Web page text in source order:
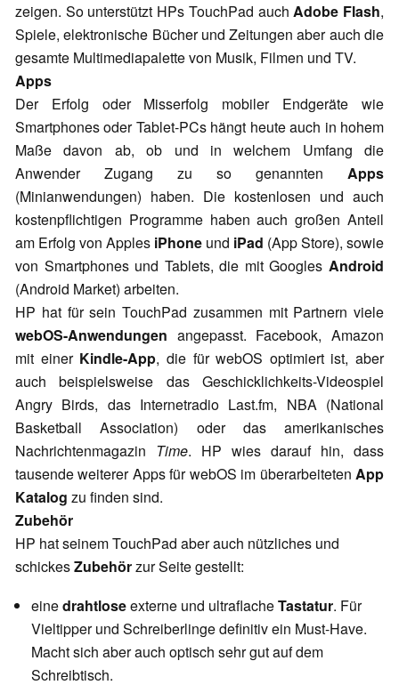
zeigen. So unterstützt HPs TouchPad auchAdobe Flash,
Spiele, elektronische Bücher und Zeitungen aber auch die
gesamte Multimediapalette von Musik, Filmen und TV.
Apps
Der Erfolg oder Misserfolg mobiler Endgeräte wie
Smartphones oder Tablet-PCs hängt heute auch in hohem
Maße davon ab, ob und in welchem Umfang die
Anwender Zugang zu so genannten Apps
(Minianwendungen) haben. Die kostenlosen und auch
kostenpflichtigen Programme haben auch großen Anteil
am Erfolg von Apples iPhone und iPad (App Store), sowie
von Smartphones und Tablets, die mit Googles Android
(Android Market) arbeiten.
HP hat für sein TouchPad zusammen mit Partnern viele
webOS-Anwendungen angepasst. Facebook, Amazon
mit einerKindle-App, die für webOS optimiert ist, aber
auch beispielsweise das Geschicklichkeits-Videospiel
Angry Birds, das Internetradio Last.fm, NBA (National
Basketball Association) oder das amerikanisches
Nachrichtenmagazin Time. HP wies darauf hin, dass
tausende weiterer Apps für webOS im überarbeiteten App
Katalog zu finden sind.
Zubehör
HP hat seinem TouchPad aber auch nützliches und
schickesZubehörzur Seite gestellt:
einedrahtloseexterne und ultraflacheTastatur. Für
Vieltipper und Schreiberlinge definitiv ein Must-Have.
Macht sich aber auch optisch sehr gut auf dem
Schreibtisch.